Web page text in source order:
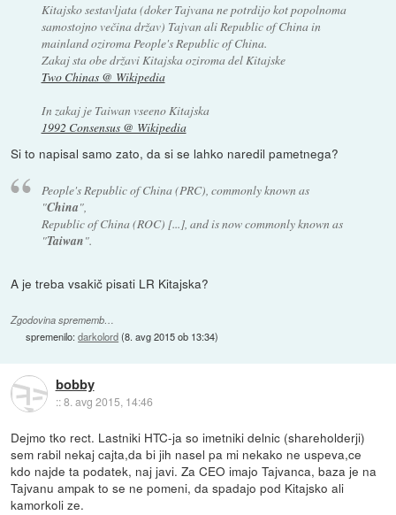
Kitajsko sestavljata (doker Tajvana ne potrdijo kot popolnoma
samostojno večina držav) Tajvan ali Republic of China in
mainland oziroma People's Republic of China.
Zakaj sta obe državi Kitajska oziroma del Kitajske
Two Chinas @ Wikipedia
In zakaj je Taiwan vseeno Kitajska
1992 Consensus @ Wikipedia
Si to napisal samo zato, da si se lahko naredil pametnega?
People's Republic of China (PRC), commonly known as
"China",
Republic of China (ROC) [...], and is now commonly known as
"Taiwan".
A je treba vsakič pisati LR Kitajska?
Zgodovina sprememb…
spremenilo:darkolord(8. avg 2015 ob 13:34)
bobby
::8. avg 2015, 14:46
Dejmo tko rect. Lastniki HTC-ja so imetniki delnic (shareholderji)
sem rabil nekaj cajta,da bi jih nasel pa mi nekako ne uspeva,ce
kdo najde ta podatek, naj javi. Za CEO imajo Tajvanca, baza je na
Tajvanu ampak to se ne pomeni, da spadajo pod Kitajsko ali
kamorkoli ze.